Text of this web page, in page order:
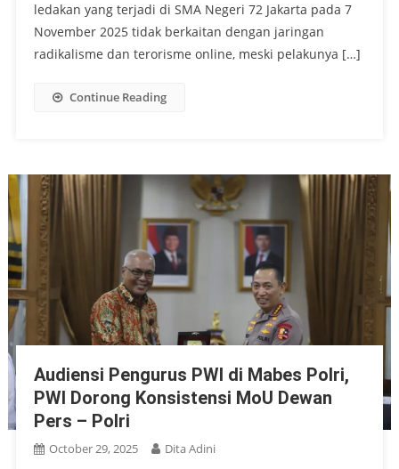
ledakan yang terjadi di SMA Negeri 72 Jakarta pada 7
November 2025 tidak berkaitan dengan jaringan
radikalisme dan terorisme online, meski pelakunya […]
Continue Reading
Audiensi Pengurus PWI di Mabes Polri,
PWI Dorong Konsistensi MoU Dewan
Pers – Polri
October 29, 2025 Dita Adini